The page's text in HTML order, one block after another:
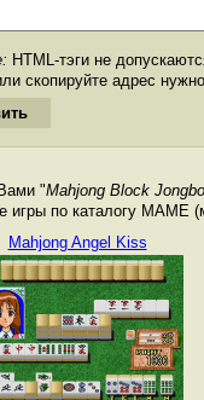
HTML-тэги не
скопируйте адрес
"Mahjong Block
игры по каталогу MAME
Mahjong Angel Kiss